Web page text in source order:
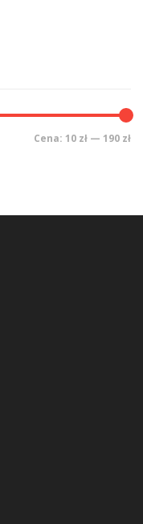
Cena: 10 zł — 190 zł